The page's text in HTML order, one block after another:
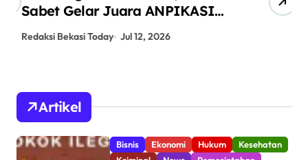
Sabet Gelar Juara ANPIKASI
CUP 2026
Redaksi Bekasi Today Jul 12, 2026
Artikel
Bisnis Ekonomi Hukum
Kesehatan